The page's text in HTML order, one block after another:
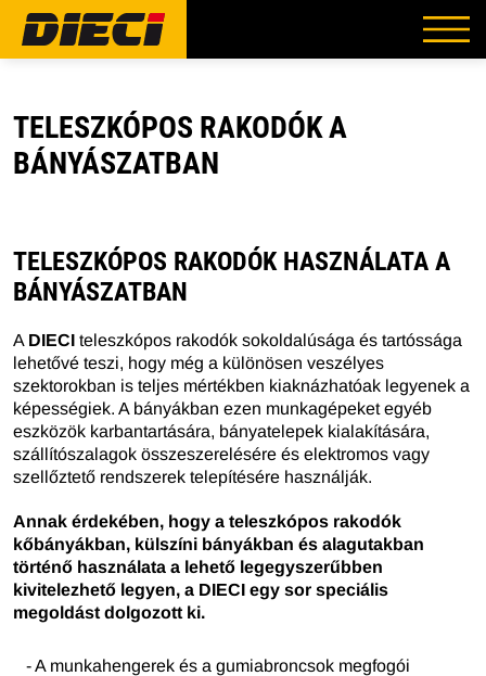
TELESZKÓPOS RAKODÓK A
BÁNYÁSZATBAN
TELESZKÓPOS RAKODÓK HASZNÁLATA A
BÁNYÁSZATBAN
A DIECI teleszkópos rakodók sokoldalúsága és tartóssága
lehetővé teszi, hogy még a különösen veszélyes
szektorokban is teljes mértékben kiaknázhatóak legyenek a
képességiek. A bányákban ezen munkagépeket egyéb
eszközök karbantartására, bányatelepek kialakítására,
szállítószalagok összeszerelésére és elektromos vagy
szellőztető rendszerek telepítésére használják.
Annak érdekében, hogy a teleszkópos rakodók
kőbányákban, külszíni bányákban és alagutakban
történő használata a lehető legegyszerűbben
kivitelezhető legyen, a DIECI egy sor speciális
megoldást dolgozott ki.
- A munkahengerek és a gumiabroncsok megfogói